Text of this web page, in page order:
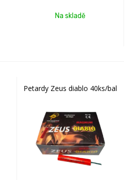
Na skladě
Petardy Zeus diablo 40ks/bal